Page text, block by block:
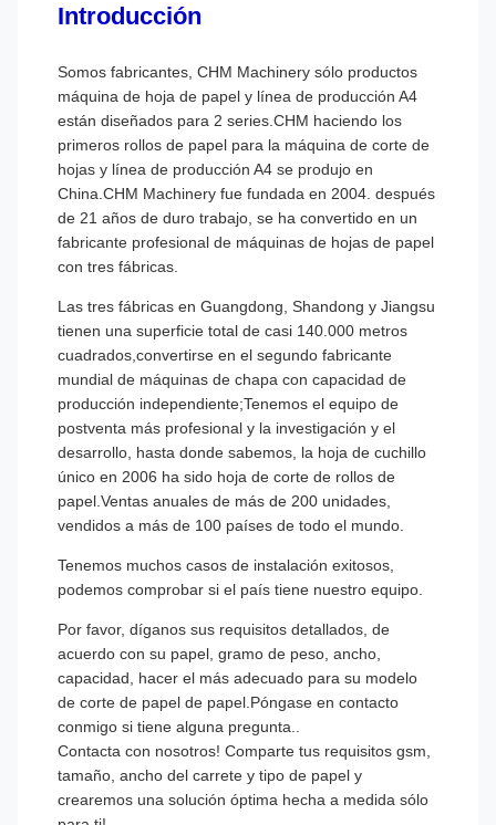
Introducción
Somos fabricantes, CHM Machinery sólo productos
máquina de hoja de papel y línea de producción A4
están diseñados para 2 series.CHM haciendo los
primeros rollos de papel para la máquina de corte de
hojas y línea de producción A4 se produjo en
China.CHM Machinery fue fundada en 2004. después
de 21 años de duro trabajo, se ha convertido en un
fabricante profesional de máquinas de hojas de papel
con tres fábricas.
Las tres fábricas en Guangdong, Shandong y Jiangsu
tienen una superficie total de casi 140.000 metros
cuadrados,convertirse en el segundo fabricante
mundial de máquinas de chapa con capacidad de
producción independiente;Tenemos el equipo de
postventa más profesional y la investigación y el
desarrollo, hasta donde sabemos, la hoja de cuchillo
único en 2006 ha sido hoja de corte de rollos de
papel.Ventas anuales de más de 200 unidades,
vendidos a más de 100 países de todo el mundo.
Tenemos muchos casos de instalación exitosos,
podemos comprobar si el país tiene nuestro equipo.
Por favor, díganos sus requisitos detallados, de
acuerdo con su papel, gramo de peso, ancho,
capacidad, hacer el más adecuado para su modelo
de corte de papel de papel.Póngase en contacto
conmigo si tiene alguna pregunta..
Contacta con nosotros! Comparte tus requisitos gsm,
tamaño, ancho del carrete y tipo de papel y
crearemos una solución óptima hecha a medida sólo